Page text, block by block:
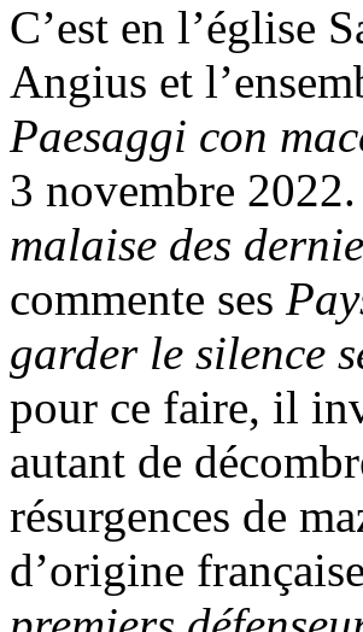
C’est en l’église
Angius et
Paesaggi con
3 novembre
malaise des
commente ses
garder le silence
pour ce faire, il
autant de
résurgences de
d’origine